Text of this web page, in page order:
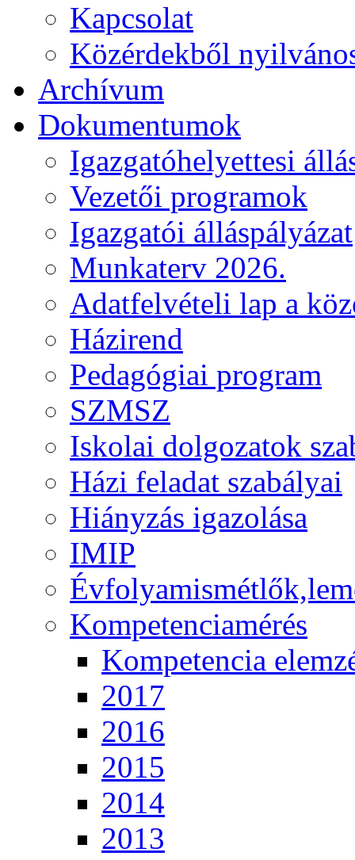
Kapcsolat
Közérdekből
Archívum
Dokumentumok
Igazgatóhelyettesi
Vezetői programok
Igazgatói álláspályázat
Munkaterv 2026.
Adatfelvételi lap a
Házirend
Pedagógiai program
SZMSZ
Iskolai dolgozatok
Házi feladat szabályai
Hiányzás igazolása
IMIP
Kompetenciamérés
Kompetencia
2017
2016
2015
2014
2013